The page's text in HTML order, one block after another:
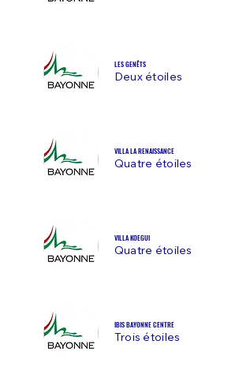
LES GENÊTS
Deux étoiles
VILLA LA RENAISSANCE
Quatre étoiles
VILLA KOEGUI
Quatre étoiles
IBIS BAYONNE CENTRE
Trois étoiles